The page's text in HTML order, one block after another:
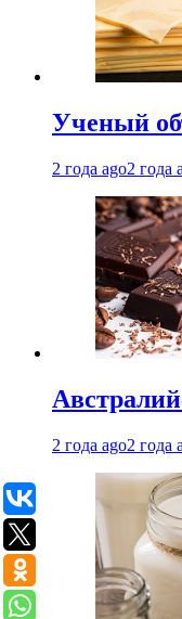
Ученый
2 года ago2 года
2 года ago2 года